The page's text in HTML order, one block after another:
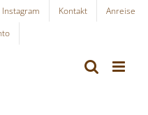
Instagram Kontakt
Anreise